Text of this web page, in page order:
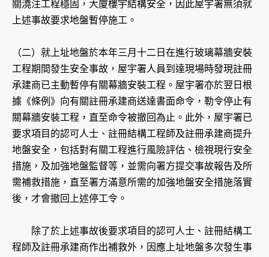
關澆注工程穩固，大廈樓宇結構安全，因此屋宇署無須就
上述事故要求地盤暫停施工。
（二）就上址地盤於本年三月十二日在進行玻璃幕牆安裝
工程期間發生安全事故，屋宇署人員到達現場時發現註冊
承建商已主動暫停有關幕牆安裝工程。屋宇署亦於翌日根
據《條例》向有關註冊承建商送達書面命令，勒令停止有
關幕牆安裝工程，直至命令被撤回為止。此外，屋宇署已
要求項目的認可人士、註冊結構工程師及註冊承建商提升
地盤安全，包括對有關工程進行風險評估、檢視現行安全
措施，及加強地盤監督等，並需向署方提交事故報告及所
需補救措施，直至署方滿意所需的加強地盤安全措施落實
後，才會撤回上述停工令。
除了於上述事故後要求項目的認可人士、註冊結構工
程師及註冊承建商作出補救外，因應上址地盤多次發生事